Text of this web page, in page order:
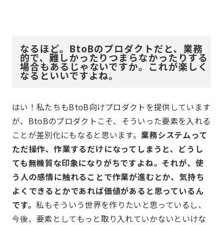
なるほど。BtoBのプロダクトだと、業務
的で、難しかったりつまらなかったりする
場合もあるじゃないですか。これが楽しく
なるといいですよね。
はい！私たちもBtoB向けプロダクトを提供しています
が、BtoBのプロダクトこそ、そういった要素を入れる
ことが差別化にもなると思います。 業務システムって
ただ操作、作業するだけになってしまうと、どうし
ても無機質な印象になりがちですよね。それが、使
う人の感情に触れることで作業が進むとか、気持ち
よくできるとかであれば価値があると思っているん
です。私もそういう世界を作りたいと思っているし、
今後、要素としてもっと取り入れていかないといけな